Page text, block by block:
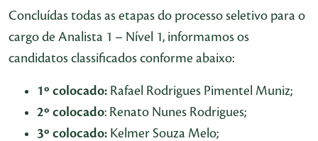
Concluídas todas as etapas do processo seletivo para o
cargo de Analista 1 – Nível 1, informamos os
candidatos classificados conforme abaixo:
1º colocado: Rafael Rodrigues Pimentel Muniz;
2º colocado: Renato Nunes Rodrigues;
3º colocado: Kelmer Souza Melo;